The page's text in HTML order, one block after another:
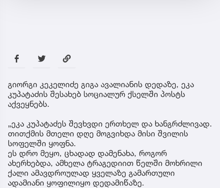
გიორგი კეკელიძე გიგა ავალიანის დედაზე, ეკა
კუპატაძის შესახებ სოციალურ ქსელში პოსტს
აქვეყნებს.
„ეკა კუპატაძეს შევხვდი ერთხელ და ხანგრძლივად.
თითქმის მთელი დღე მოგვიხდა მისი შვილის
სოფელში ყოფნა.
ეს დრო მეყო, ცხადად დამენახა, როგორ
ახერხებდა, ამხელა ტრაგედიით წელში მოხრილი
ქალი ამავდროულად ყველაზე გამართული
ადამიანი ყოფილიყო დედამიწაზე.